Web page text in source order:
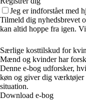
Jeg er indforstået med
Tilmeld dig nyhedsbrevet
kan altid hoppe fra igen.
Særlige kosttilskud for
Mænd og kvinder har
Denne e-bog udforsker,
køn og giver dig værktøjer
situation.
Download e-bog